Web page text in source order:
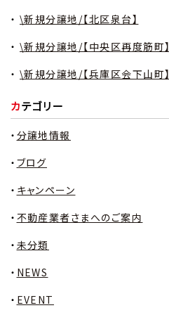
\新規分譲地/【北区泉台】
\新規分譲地/【中央区再度筋町】
\新規分譲地/【兵庫区会下山町】
カテゴリー
分譲地情報
ブログ
キャンペーン
不動産業者さまへのご案内
未分類
NEWS
EVENT